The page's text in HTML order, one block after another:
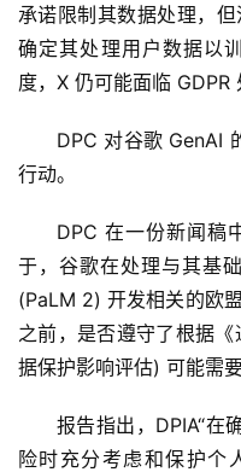
承诺限制其数据处理，
确定其处理用户数据以
度，X 仍可能面临 GDPR
DPC 对谷歌 GenAI
行动。
DPC 在一份新闻稿
于，谷歌在处理与其基
(PaLM 2) 开发相关的欧
之前，是否遵守了根据
据保护影响评估) 可能需
报告指出，DPIA“在
险时充分考虑和保护个